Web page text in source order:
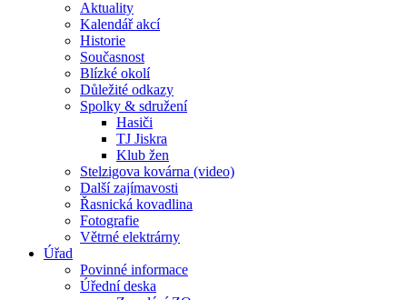
Aktuality
Kalendář akcí
Historie
Současnost
Blízké okolí
Důležité odkazy
Spolky & sdružení
Hasiči
TJ Jiskra
Klub žen
Stelzigova kovárna (video)
Další zajímavosti
Řasnická kovadlina
Fotografie
Větrné elektrárny
Úřad
Povinné informace
Úřední deska